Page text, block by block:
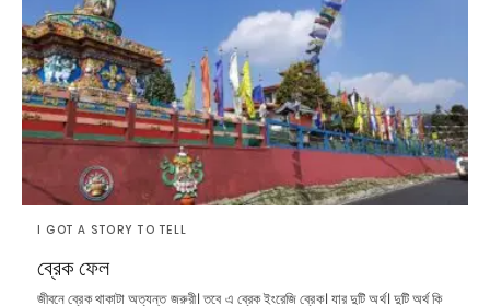
I GOT A STORY TO TELL
ব্রেক ফেল
জীবনে ব্রেক থাকাটা অত্যন্ত জরুরী। তবে এ ব্রেক ইংরেজি ব্রেক। যার দুটি অর্থ। দুটি অর্থ কি